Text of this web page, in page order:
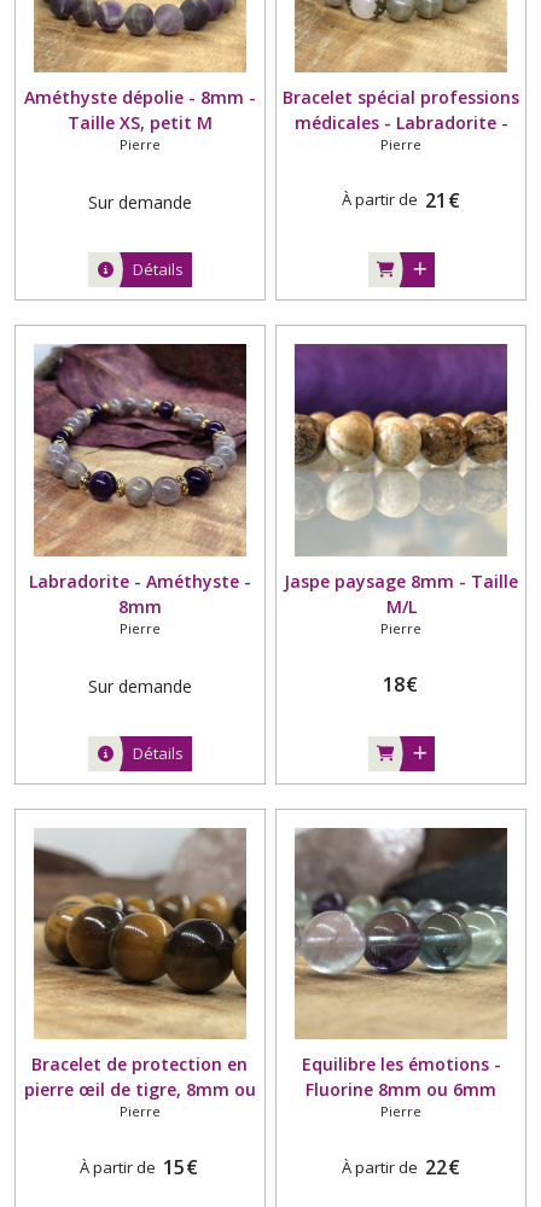
Améthyste dépolie - 8mm -
Taille XS, petit M
Pierre
Sur demande
Détails
Bracelet spécial professions
médicales - Labradorite -
Quartz rose - Différents
différentes tailles de perle
Pierre
À partir de 21 €
Labradorite - Améthyste -
8mm
Pierre
Sur demande
Détails
Jaspe paysage 8mm - Taille
M/L
Pierre
18€
Bracelet de protection en
pierre œil de tigre, 8mm ou
10mm
Pierre
À partir de 15€
Equilibre les émotions -
Fluorine 8mm ou 6mm
Pierre
À partir de 22€